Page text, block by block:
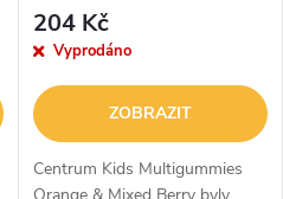
204 Kč
Vyprodáno
ZOBRAZIT
Centrum Kids Multigummies